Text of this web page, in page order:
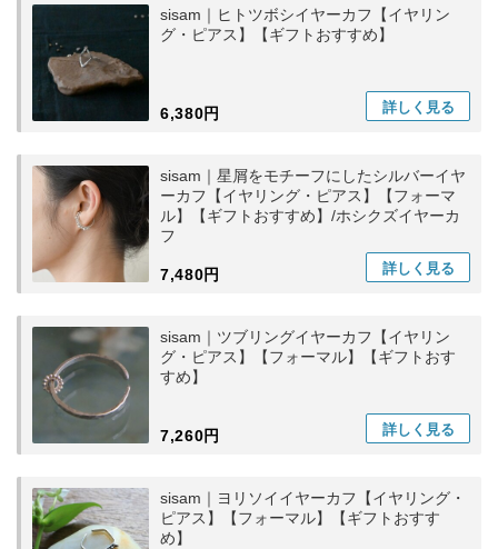
sisam｜ヒトツボシイヤーカフ【イヤリン
グ・ピアス】【ギフトおすすめ】
6,380円 詳しく 見る
sisam｜星屑をモチーフにしたシルバーイヤ
ーカフ【イヤリング・ピアス】【フォーマ
ル】【ギフトおすすめ】/ホシクズイヤーカ
フ
7,480円 詳しく 見る
sisam｜ツブリングイヤーカフ【イヤリン
グ・ピアス】【フォーマル】【ギフトおす
すめ】
7,260円 詳しく 見る
sisam｜ヨリソイイヤーカフ【イヤリング・
ピアス】【フォーマル】【ギフトおすす
め】